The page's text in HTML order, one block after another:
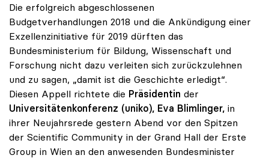
Die erfolgreich abgeschlossenen
Budgetverhandlungen 2018 und die Ankündigung einer
Exzellenzinitiative für 2019 dürften das
Bundesministerium für Bildung, Wissenschaft und
Forschung nicht dazu verleiten sich zurückzulehnen
und zu sagen, „damit ist die Geschichte erledigt“.
Diesen Appell richtete die Präsidentin der
Universitätenkonferenz (uniko), Eva Blimlinger, in
ihrer Neujahrsrede gestern Abend vor den Spitzen
der Scientific Community in der Grand Hall der Erste
Group in Wien an den anwesenden Bundesminister